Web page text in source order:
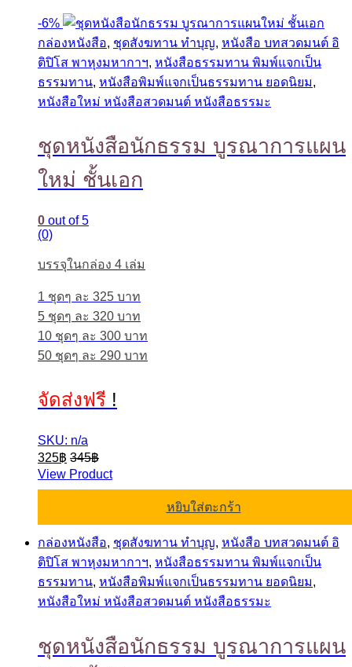
-6%
กล่องหนังสือ, ชุดสังฆทาน ทำบุญ, หนังสือ บทสวดมนต์ อิ
ติปิโส พาหุงมหากาฯ, หนังสือธรรมทาน พิมพ์แจกเป็น
ธรรมทาน, หนังสือพิมพ์แจกเป็นธรรมทาน ยอดนิยม,
หนังสือใหม่ หนังสือสวดมนต์ หนังสือธรรมะ
ชุดหนังสือนักธรรม บูรณาการแผน
ใหม่ ชั้นเอก
0 out of 5
(0)
บรรจุในกล่อง 4 เล่ม
1 ชุดๆ ละ 325 บาท
5 ชุดๆ ละ 320 บาท
10 ชุดๆ ละ 300 บาท
50 ชุดๆ ละ 290 บาท
จัดส่งฟรี !
SKU: n/a
325฿ 345฿
View Product
หยิบใส่ตะกร้า
กล่องหนังสือ, ชุดสังฆทาน ทำบุญ, หนังสือ บทสวดมนต์ อิ
ติปิโส พาหุงมหากาฯ, หนังสือธรรมทาน พิมพ์แจกเป็น
ธรรมทาน, หนังสือพิมพ์แจกเป็นธรรมทาน ยอดนิยม,
หนังสือใหม่ หนังสือสวดมนต์ หนังสือธรรมะ
ชุดหนังสือนักธรรม บูรณาการแผน